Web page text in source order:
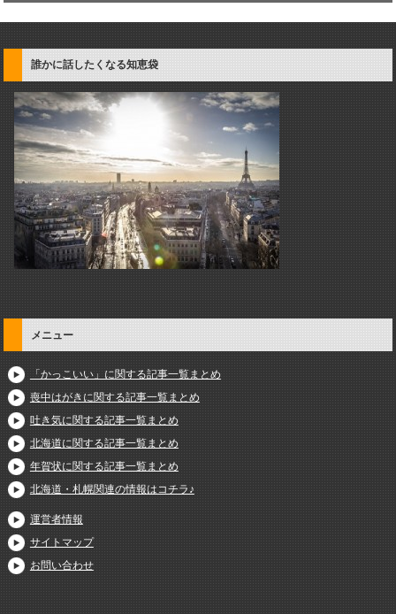
誰かに話したくなる知恵袋
メニュー
「かっこいい」に関する記事一覧まとめ
喪中はがきに関する記事一覧まとめ
吐き気に関する記事一覧まとめ
北海道に関する記事一覧まとめ
年賀状に関する記事一覧まとめ
北海道・札幌関連の情報はコチラ♪
運営者情報
サイトマップ
お問い合わせ